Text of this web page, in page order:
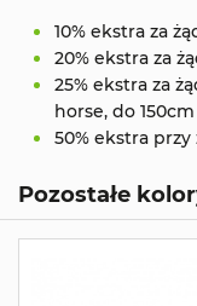
10% ekstra za
20% ekstra za
25% ekstra za
horse, do
50% ekstra
Pozostałe